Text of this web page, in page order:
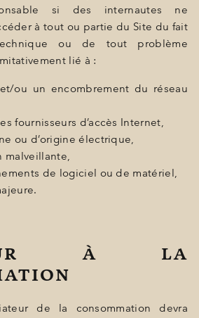
si des internautes ne
à tout ou partie du Site du fait
ou de tout problème
lié à :
ou un encombrement du réseau
fournisseurs d’accès Internet,
ou d’origine électrique,
malveillante,
de logiciel ou de matériel,
À LA
de la consommation devra